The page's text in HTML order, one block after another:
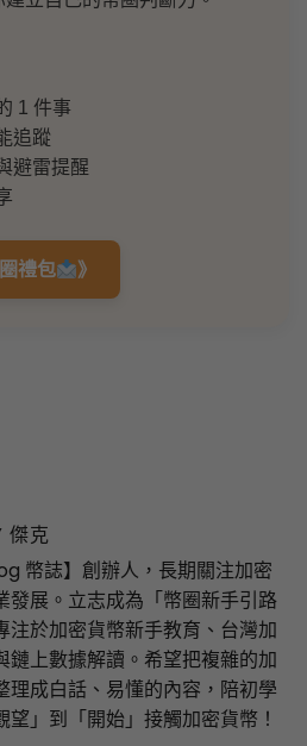
1 件事
追蹤
避雷提醒
禮包 》
傑克
幣誌】創辦人，長期關注加密
發展。立志成為「幣圈新手引路
注於加密貨幣新手教育、台灣加
鏈上數據解讀。希望把複雜的加
理成白話、易懂的內容，陪初學
望」到「開始」接觸加密貨幣！